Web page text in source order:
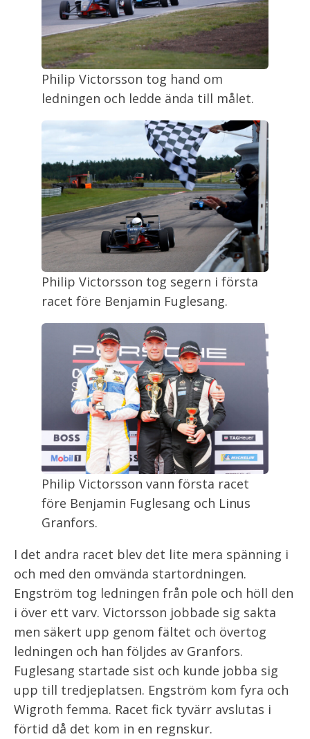
Philip Victorsson tog hand om
ledningen och ledde ända till målet.
Philip Victorsson tog segern i första
racet före Benjamin Fuglesang.
Philip Victorsson vann första racet
före Benjamin Fuglesang och Linus
Granfors.
I det andra racet blev det lite mera spänning i
och med den omvända startordningen.
Engström tog ledningen från pole och höll den
i över ett varv. Victorsson jobbade sig sakta
men säkert upp genom fältet och övertog
ledningen och han följdes av Granfors.
Fuglesang startade sist och kunde jobba sig
upp till tredjeplatsen. Engström kom fyra och
Wigroth femma. Racet fick tyvärr avslutas i
förtid då det kom in en regnskur.